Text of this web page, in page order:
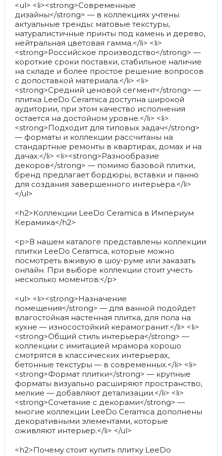
<ul> <li><strong>Современные
дизайны</strong> — в коллекциях учтены
актуальные тренды: матовые текстуры,
натуралистичные принты под камень и дерево,
нейтральная цветовая гамма.</li> <li>
<strong>Российское производство</strong> —
короткие сроки поставки, стабильное наличие
на складе и более простое решение вопросов
с допоставкой материала.</li> <li>
<strong>Средний ценовой сегмент</strong> —
плитка LeeDo Ceramica доступна широкой
аудитории, при этом качество исполнения
остается на достойном уровне.</li> <li>
<strong>Подходит для типовых задач</strong>
— форматы и коллекции рассчитаны на
стандартные ремонты в квартирах, домах и на
дачах.</li> <li><strong>Разнообразие
декоров</strong> — помимо базовой плитки,
бренд предлагает бордюры, вставки и панно
для создания завершенного интерьера.</li>
</ul>
<h2>Коллекции LeeDo Ceramica в Империум
Керамика</h2>
<p>В нашем каталоге представлены коллекции
плитки LeeDo Ceramica, которые можно
посмотреть вживую в шоу-руме или заказать
онлайн. При выборе коллекции стоит учесть
несколько моментов:</p>
<ul> <li><strong>Назначение
помещения</strong> — для ванной подойдет
влагостойкая настенная плитка, для пола на
кухне — износостойкий керамогранит.</li> <li>
<strong>Общий стиль интерьера</strong> —
коллекции с имитацией мрамора хорошо
смотрятся в классических интерьерах,
бетонные текстуры — в современных.</li> <li>
<strong>Формат плитки</strong> — крупные
форматы визуально расширяют пространство,
мелкие — добавляют детализации.</li> <li>
<strong>Сочетание с декорами</strong> —
многие коллекции LeeDo Ceramica дополнены
декоративными элементами, которые
оживляют интерьер.</li> </ul>
<h2>Почему стоит купить плитку LeeDo